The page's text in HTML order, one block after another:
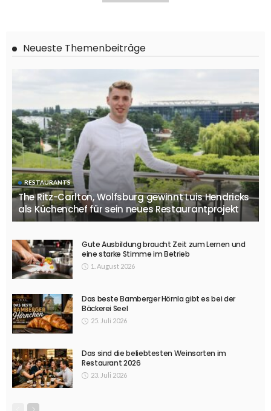
Neueste Themenbeiträge
RESTAURANTS
The Ritz-Carlton, Wolfsburg gewinnt Luis Hendricks
als Küchenchef für sein neues Restaurantprojekt
Gute Ausbildung braucht Zeit zum Lernen und
eine starke Stimme im Betrieb
1. August 2026
Das beste Bamberger Hörnla gibt es bei der
Bäckerei Seel
25. Juli 2026
Das sind die beliebtesten Weinsorten im
Restaurant 2026
23. Juli 2026